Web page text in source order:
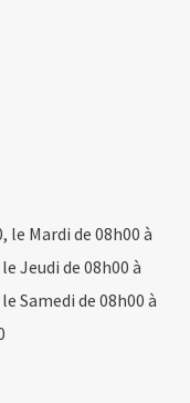
le Mardi de 08h00 à
Jeudi de 08h00 à
Samedi de 08h00 à